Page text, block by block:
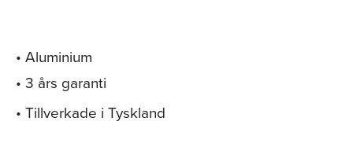
• Aluminium
• 3 års garanti
• Tillverkade i Tyskland